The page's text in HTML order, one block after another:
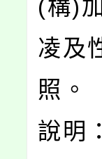
(構)
凌及
照。
說